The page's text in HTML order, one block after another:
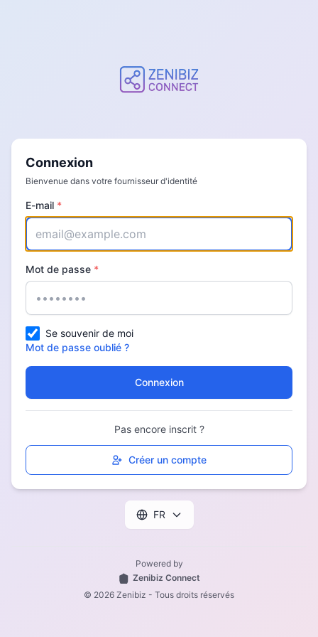
Connexion
Bienvenue dans votre fournisseur d'identité
E-mail *
Mot de passe *
Se souvenir de moi
Mot de passe oublié ?
Connexion
Pas encore inscrit ?
Créer un compte
FR
Powered by
Zenibiz Connect
© 2026 Zenibiz - Tous droits réservés